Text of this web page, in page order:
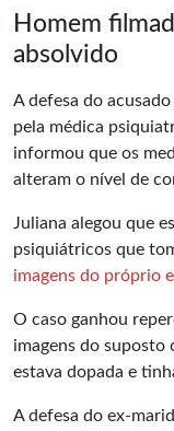
Homem
absolvido
A defesa do
pela médica
informou que os
alteram o nível de
Juliana alegou que
psiquiátricos que
imagens do próprio
O caso ganhou
imagens do suposto
estava dopada e
A defesa do ex-